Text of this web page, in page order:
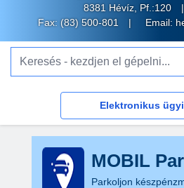
8381 Hévíz, Pf.:120
Fax: (83) 500-801
Email:
Elektronikus
MOBIL
Parkoljon